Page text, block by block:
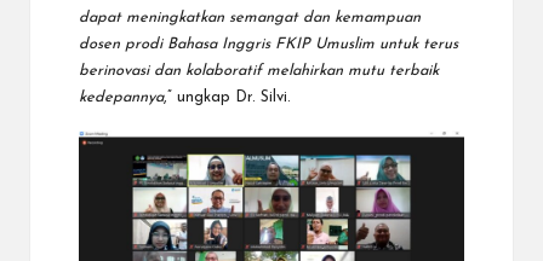
dapat meningkatkan semangat dan kemampuan
dosen prodi Bahasa Inggris FKIP Umuslim untuk terus
berinovasi dan kolaboratif melahirkan mutu terbaik
kedepannya,” ungkap Dr. Silvi.